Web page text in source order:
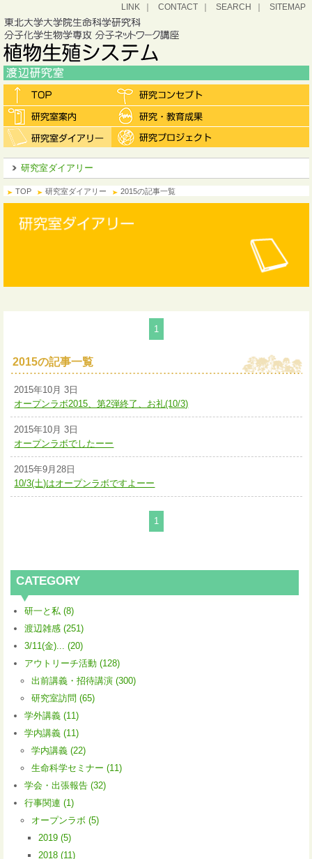
LINK CONTACT SEARCH SITEMAP
研究室ダイアリー
TOP 研究室ダイアリー 2015の記事一覧
1
2015の記事一覧
2015年10月 3日
オープンラボ2015、第2弾終了、お礼(10/3)
2015年10月 3日
オープンラボでしたーー
2015年9月28日
10/3(土)はオープンラボですよーー
1
CATEGORY
研一と私 (8)
渡辺雑感 (251)
3/11(金)... (20)
アウトリーチ活動 (128)
出前講義・招待講演 (300)
研究室訪問 (65)
学外講義 (11)
学内講義 (11)
学内講義 (22)
生命科学セミナー (11)
学会・出張報告 (32)
行事関連 (1)
オープンラボ (5)
2019 (5)
2018 (11)